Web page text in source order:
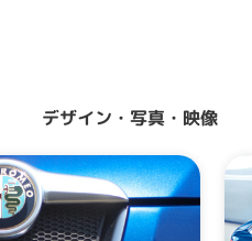
デザイン・写真・映像